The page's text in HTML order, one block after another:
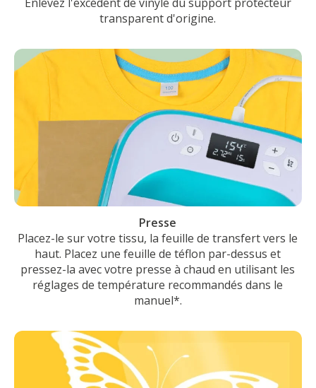
transparent d'origine.
Presse
Placez-le sur votre tissu, la feuille de transfert vers le
haut. Placez une feuille de téflon par-dessus et
pressez-la avec votre presse à chaud en utilisant les
réglages de température recommandés dans le
manuel*.